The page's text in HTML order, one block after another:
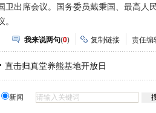
出席会议。国务委员戴秉国、最高人
我来说两句(0) 复制链接 责任编
直击归真堂养熊基地开放日
新闻